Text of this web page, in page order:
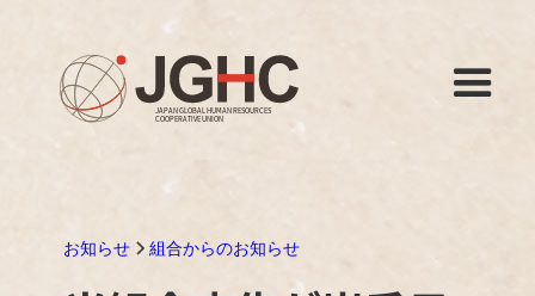
お知らせ 組合からのお知らせ